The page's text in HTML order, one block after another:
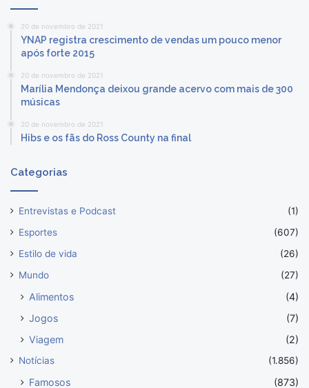
20 de novembro de 2021
YNAP registra crescimento de vendas um pouco menor
após forte 2015
20 de novembro de 2021
Marília Mendonça deixou grande acervo com mais de 300
músicas
20 de novembro de 2021
Hibs e os fãs do Ross County na final
Categorias
Entrevistas e Podcast
(1)
Esportes
(607)
Estilo de vida
(26)
Mundo
(27)
Alimentos
(4)
Jogos
(7)
Viagem
(2)
Notícias (1.856)
Famosos
(873)